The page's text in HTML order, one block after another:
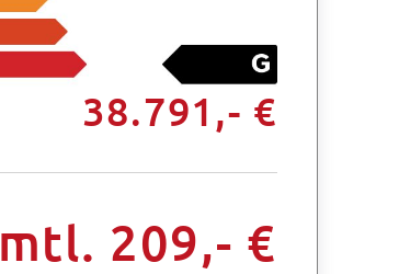
38.791,- €
mtl. 209,- €